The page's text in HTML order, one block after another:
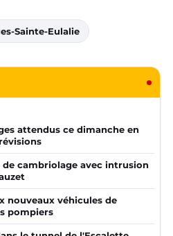
Sainte-Eulalie
attendus ce dimanche en
cambriolage avec intrusion
nouveaux véhicules de
pompiers